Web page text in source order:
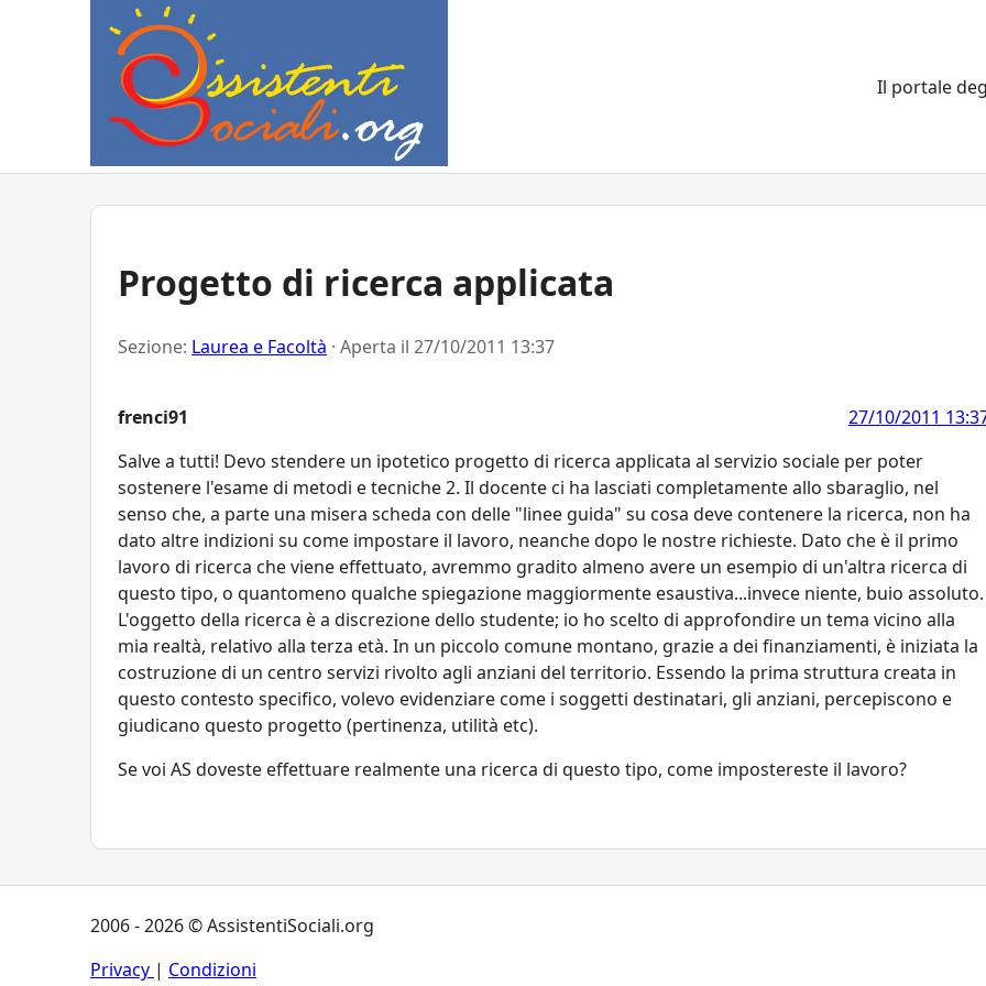
Il portale
Progetto di ricerca applicata
Sezione: Laurea e Facoltà · Aperta il 27/10/2011 13:37
frenci91
27/10/2011
Salve a tutti! Devo stendere un ipotetico progetto di ricerca applicata al servizio sociale per poter
sostenere l'esame di metodi e tecniche 2. Il docente ci ha lasciati completamente allo sbaraglio, nel
senso che, a parte una misera scheda con delle "linee guida" su cosa deve contenere la ricerca, non ha
dato altre indizioni su come impostare il lavoro, neanche dopo le nostre richieste. Dato che è il primo
lavoro di ricerca che viene effettuato, avremmo gradito almeno avere un esempio di un'altra ricerca di
questo tipo, o quantomeno qualche spiegazione maggiormente esaustiva...invece niente, buio assoluto.
L'oggetto della ricerca è a discrezione dello studente; io ho scelto di approfondire un tema vicino alla
mia realtà, relativo alla terza età. In un piccolo comune montano, grazie a dei finanziamenti, è iniziata la
costruzione di un centro servizi rivolto agli anziani del territorio. Essendo la prima struttura creata in
questo contesto specifico, volevo evidenziare come i soggetti destinatari, gli anziani, percepiscono e
giudicano questo progetto (pertinenza, utilità etc).
Se voi AS doveste effettuare realmente una ricerca di questo tipo, come impostereste il lavoro?
2006 - 2026 © AssistentiSociali.org
Privacy | Condizioni